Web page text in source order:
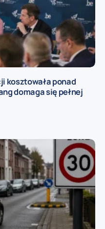
kosztowała ponad
domaga się pełnej